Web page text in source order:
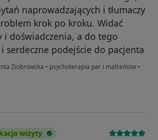
naprowadzających i tłumaczy
krok po kroku. Widać
i doświadczenia, a do tego
i serdeczne podejście do pacjenta
Ziobrowska • psychoterapia par i małżeństw •
wizyty